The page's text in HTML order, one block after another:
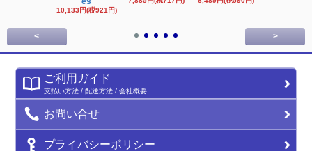
10,133円(税921円)
< >
ご利用ガイド
支払い方法 / 配送方法 / 会社概要
お問い合せ
プライバシーポリシー